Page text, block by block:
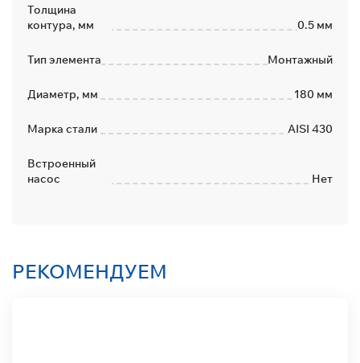
Толщина
контура, мм
0.5 мм
Тип элемента Монтажный
Диаметр, мм 180 мм
Марка стали AISI 430
Встроенный
насос
Нет
РЕКОМЕНДУЕМ